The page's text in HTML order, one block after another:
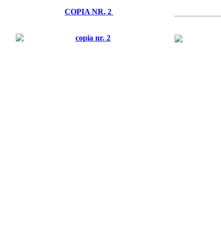
COPIA NR. 2